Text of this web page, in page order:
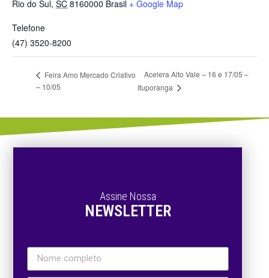
Rio do Sul, SC 8160000 Brasil + Google Map
Telefone
(47) 3520-8200
Feira Amo Mercado Criativo
– 10/05
Acelera Alto Vale – 16 e 17/05 –
Ituporanga
Assine Nossa
NEWSLETTER